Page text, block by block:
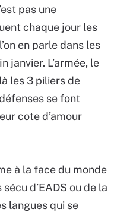
pas une
chaque jour les
en parle dans les
janvier. L’armée, le
les 3 piliers de
se font
cote d’amour
à la face du monde
d’EADS ou de la
langues qui se